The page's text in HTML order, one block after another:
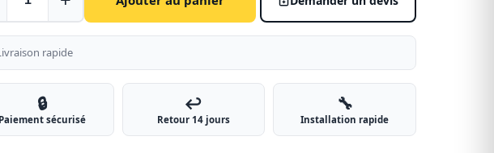
rapide
🔒
Paiement sécurisé
↩️
Retour 14 jours
🔧
Installation rapide